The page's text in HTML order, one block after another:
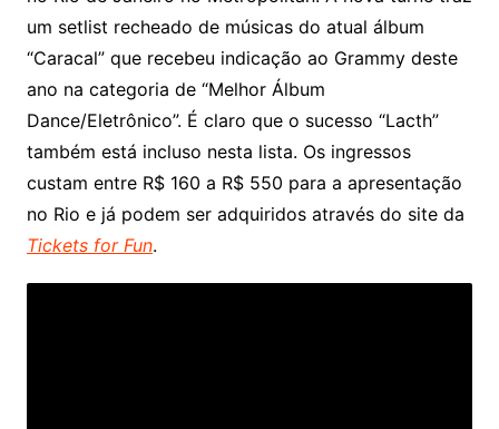
um setlist recheado de músicas do atual álbum
“Caracal” que recebeu indicação ao Grammy deste
ano na categoria de “Melhor Álbum
Dance/Eletrônico”. É claro que o sucesso “Lacth”
também está incluso nesta lista. Os ingressos
custam entre R$ 160 a R$ 550 para a apresentação
no Rio e já podem ser adquiridos através do site da
Tickets for Fun.